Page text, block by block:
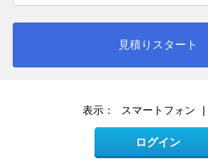
見積りスタート
表示： スマートフォン |
ログイン